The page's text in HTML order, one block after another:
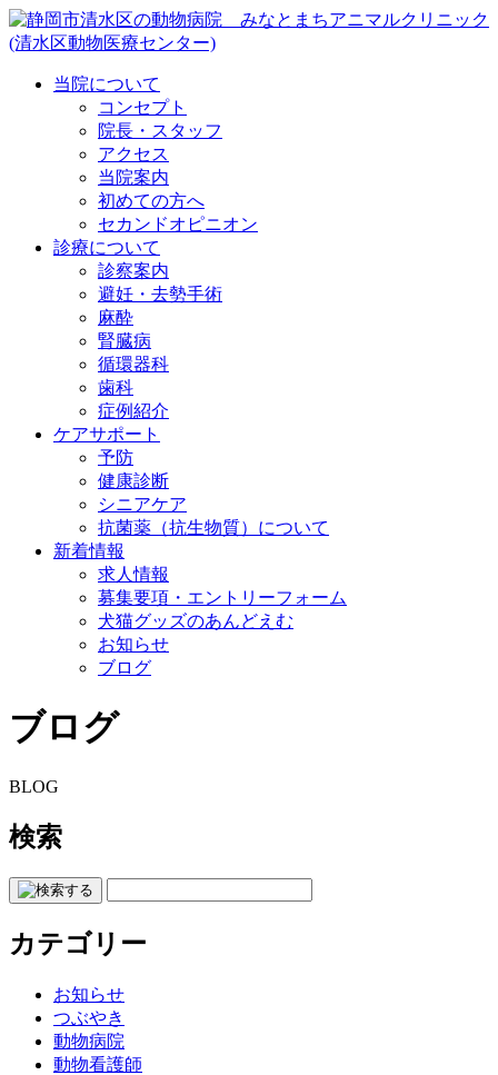
当院について
コンセプト
院長・スタッフ
アクセス
当院案内
初めての方へ
セカンドオピニオン
診療について
診察案内
避妊・去勢手術
麻酔
腎臓病
循環器科
歯科
症例紹介
ケアサポート
予防
健康診断
シニアケア
抗菌薬（抗生物質）について
新着情報
求人情報
募集要項・エントリーフォーム
犬猫グッズのあんどえむ
お知らせ
ブログ
ブログ
BLOG
検索
カテゴリー
お知らせ
つぶやき
動物病院
動物看護師